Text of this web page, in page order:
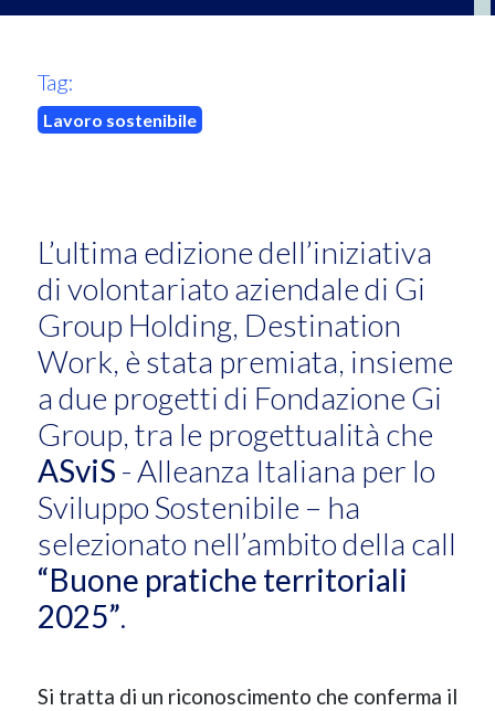
Tag:
Lavoro sostenibile
L’ultima edizione dell’iniziativa
di volontariato aziendale di Gi
Group Holding, Destination
Work, è stata premiata, insieme
a due progetti di Fondazione Gi
Group, tra le progettualità che
ASviS - Alleanza Italiana per lo
Sviluppo Sostenibile – ha
selezionato nell’ambito della call
“Buone pratiche territoriali
2025”.
Si tratta di un riconoscimento che conferma il